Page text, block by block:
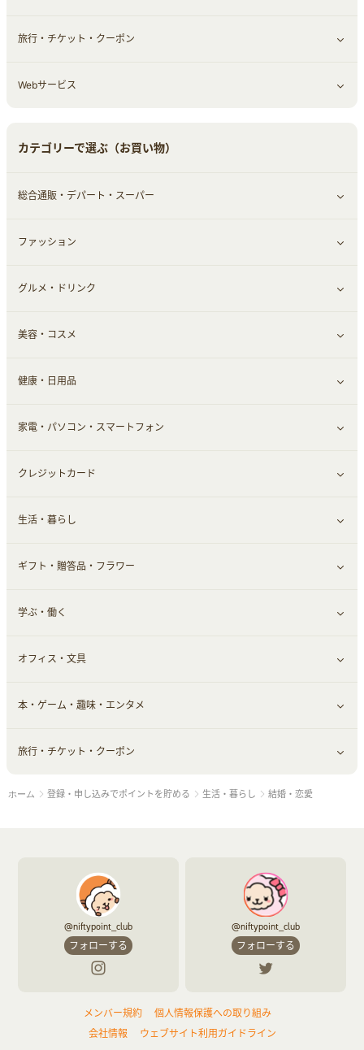
エコ・エネルギー
車情報・カーシェア・レンタル
仕事・転職
オフィス・文具
すべて見る
ゲーム・趣味
旅行・チケット・クーポン
すべて見る
Webサービス
カテゴリーで選ぶ（お買い物）
総合通販・デパート・スーパー
すべて見る
総合通販
デパート・スーパー
ファッション
すべて見る
ファッション
インナー・下着
靴・フットウェア
小物・かばん
スーツ・フォーマル
グルメ・ドリンク
すべて見る
グルメ
ドリンク
お酒
食材宅配
美容・コスメ
すべて見る
スキンケア
メイクアップ
ヘアケア
メンズ美容
美容・ダイエット用品
脱毛用品
美容食品
健康・日用品
すべて見る
健康食品｜青汁・飲料
健康食品｜乳酸菌・ケフィア
健康食品｜その他
スポーツ・フィットネス
日用品・薬局・からだ
家電・パソコン・スマートフォン
すべて見る
家電・パソコン・ソフトウェア
スマホ・携帯電話・SIM
クレジットカード
すべて見る
クレジットカード
生活・暮らし
すべて見る
車情報・カーシェア・レンタル
お役立ち
生活雑貨・家具インテリア
赤ちゃん・こども・マタニティ
ペット
ギフト・贈答品・フラワー
すべて見る
ギフト・贈答品
フラワー
学ぶ・働く
すべて見る
習い事・学習・学校
オフィス・文具
すべて見る
オフィス・文具
本・ゲーム・趣味・エンタメ
すべて見る
ゲーム・趣味
旅行・チケット・クーポン
すべて見る
チケット・クーポン・チラシ
ホーム 登録・申し込みでポイントを貯める 生活・暮らし 結婚・恋愛
@niftypoint_club
フォローする
@niftypoint_club
フォローする
メンバー規約
個人情報保護への取り組み
会社情報
ウェブサイト利用ガイドライン